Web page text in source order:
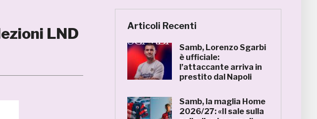
LND Articoli Recenti
Samb, Lorenzo Sgarbi
è ufficiale:
l’attaccante arriva in
prestito dal Napoli
Samb, la maglia Home
2026/27: «Il sale sulla